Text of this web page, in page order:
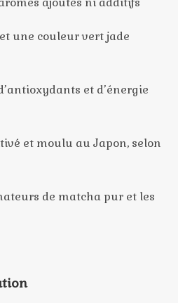
une couleur vert jade
et d’énergie
et moulu au Japon, selon
de matcha pur et les